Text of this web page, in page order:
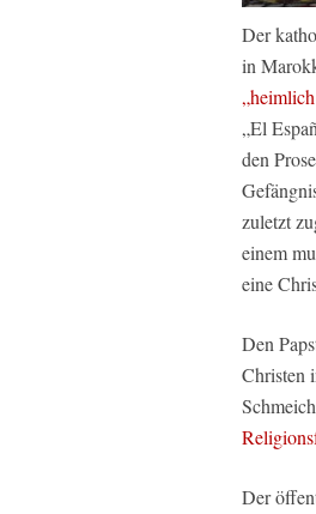
Der
in
„El
den
zuletzt
einem
eine
Den
Christen
Der